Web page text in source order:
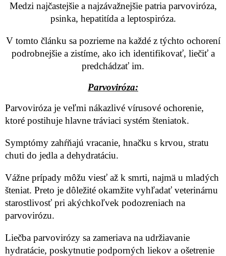
Medzi najčastejšie a najzávažnejšie patria parvoviróza,
psinka, hepatitída a leptospiróza.
V tomto článku sa pozrieme na každé z týchto ochorení
podrobnejšie a zistíme, ako ich identifikovať, liečiť a
predchádzať im.
Parvoviróza:
Parvoviróza je veľmi nákazlivé vírusové ochorenie,
ktoré postihuje hlavne tráviaci systém šteniatok.
Symptómy zahŕňajú vracanie, hnačku s krvou, stratu
chuti do jedla a dehydratáciu.
Vážne prípady môžu viesť až k smrti, najmä u mladých
šteniat. Preto je dôležité okamžite vyhľadať veterinárnu
starostlivosť pri akýchkoľvek podozreniach na
parvovirózu.
Liečba parvovirózy sa zameriava na udržiavanie
hydratácie, poskytnutie podporných liekov a ošetrenie